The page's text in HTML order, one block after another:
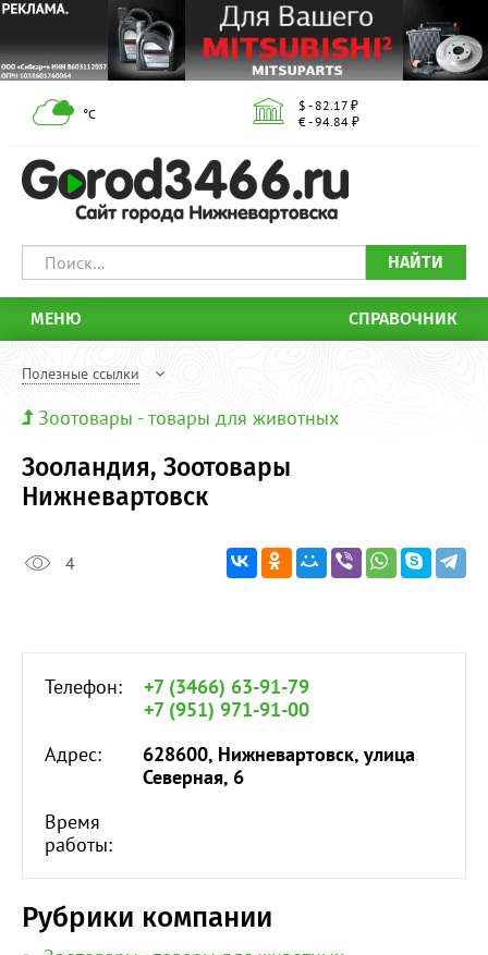
°С
$ - 82.17 ₽
€ - 94.84 ₽
НАЙТИ
МЕНЮ СПРАВОЧНИК
Полезные ссылки
Зоотовары - товары для животных
Зооландия, Зоотовары
Нижневартовск
4
Телефон:
+7 (3466) 63-91-79
+7 (951) 971-91-00
Адрес:
628600, Нижневартовск, улица
Северная, 6
Время
работы:
Рубрики компании